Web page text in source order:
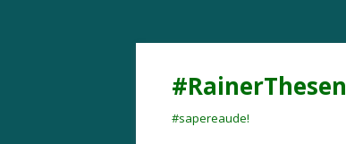
#RainerThesen
#sapereaude!